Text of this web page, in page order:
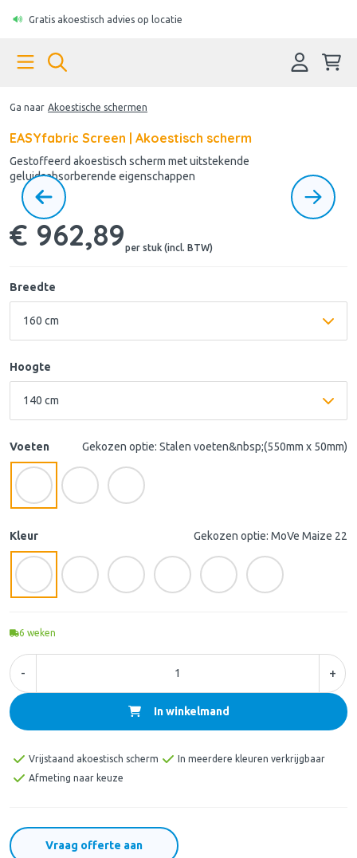
Gratis akoestisch advies op locatie
Ga naar Akoestische schermen
EASYfabric Screen | Akoestisch scherm
Gestoffeerd akoestisch scherm met uitstekende
geluidsabsorberende eigenschappen
€ 962,89per stuk (incl. BTW)
Breedte
Hoogte
Voeten Gekozen optie: Stalen voeten&nbsp;(550mm x 50mm)
Kleur Gekozen optie: MoVe Maize 22
6 weken
- +
In winkelmand
Vrijstaand akoestisch scherm
In meerdere kleuren verkrijgbaar
Afmeting naar keuze
Vraag offerte aan